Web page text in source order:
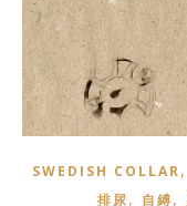
SWEDISH COLLAR,
排尿, 自縛,